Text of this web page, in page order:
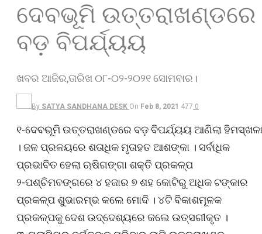
ଦେବଭୂମି ଉତ୍ତରାଖଣ୍ଡରେ
ବଡ଼ ବିପର୍ଯ୍ୟୟ
ଖବର ଆଜିର,ତାରିଖ ୦୮-୦୨-୨୦୨୧ ସୋମବାର।
By SATYA SANDHANA DESK On Feb 8, 2021 477 0
୧-ଦେବଭୂମି ଉତ୍ତରାଖଣ୍ଡରେ ବଡ଼ ବିପର୍ଯ୍ୟୟ ଆଣିଲା
। ଜଳ ପ୍ରଳୟରେ ଶତାଧିକ ମୃତାହତ ଆଶଙ୍କା । ସର୍ବାଧିକ
ପ୍ରଭାବିତ ହେଲା ଋଷିଗଙ୍ଗା ଶକ୍ତି ପ୍ରକଳ୍ପ
୨-ପଶ୍ଚିମବଙ୍ଗରେ ୪ ହଜାର ୭ ଶହ କୋଟିରୁ ଅଧିକ ଟଙ୍କାର
ପ୍ରକଳ୍ପ ଶୁଭାରମ୍ଭ କଲେ ମୋଦି । ୪ଟି ବିକାଶମୂଳକ
ପ୍ରକଳ୍ପକୁ ଦେଶ ଉଦ୍ଦେଶ୍ୟରେ କଲେ ଉତ୍ସଗୀକୃତ ।